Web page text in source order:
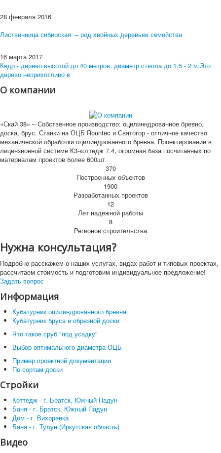
28 февраля 2016
Лиственница сибирская – род хвойных деревьев семейства
16 марта 2017
Кедр - дерево высотой до 40 метров, диаметр ствола до 1,5 - 2 м.Это
дерево неприхотливо в
О компании
«Скай 38» – Собственное производство: оцилинндрованное бревно,
доска, брус. Станки на ОЦБ Rountec и Святогор - отличное качество
механической обработки оцилиндрованного бревна. Проектирование в
лицензионной системе К3-коттедж 7.4, огромная база посчитанных по
материалам проектов более 600шт.
370
Построенных объектов
1900
Разработанных проектов
12
Лет надежной работы
8
Регионов строительства
Нужна консультация?
Подробно расскажем о наших услугах, видах работ и типовых проектах,
рассчитаем стоимость и подготовим индивидуальное предложение!
Задать вопрос
Информация
Кубатурник оцилиндрованного бревна
Кубатурник бруса и обрезной доски
Что такое сруб "под усадку"
Выбор оптимального диаметра ОЦБ
Пример проектной документации
По сортам доски
Стройки
Коттедж - г. Братск, Южный Падун
Баня - г. Братск, Южный Падун
Дом - г. Вихоревка
Баня - г. Тулун (Иркутская область)
Видео